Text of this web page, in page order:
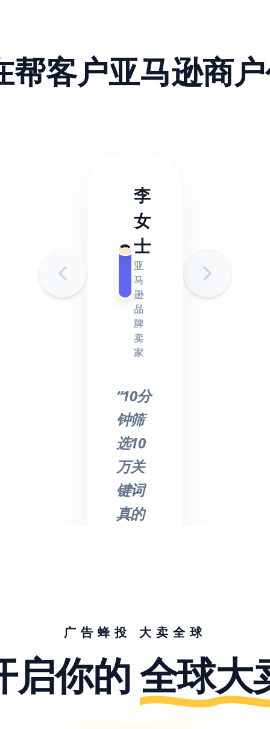
客户亚马逊商
李
女
士
亚
马
逊
品
牌
卖
家
“10分
钟筛
选10
万关
键词
真的
了我
们大
量的
运营
广告蜂投 大卖全球
启你的全球大